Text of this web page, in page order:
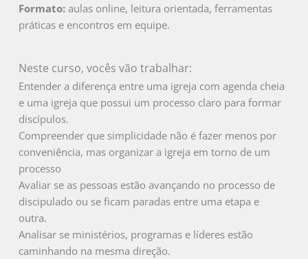
Formato:aulas online, leitura orientada, ferramentas
práticas e encontros em equipe.
Neste curso, vocês vão trabalhar:
Entender a diferença entre uma igreja com agenda cheia
e uma igreja que possui um processo claro para formar
discípulos.
Compreender que simplicidade não é fazer menos por
conveniência, mas organizar a igreja em torno de um
processo
Avaliar se as pessoas estão avançando no processo de
discipulado ou se ficam paradas entre uma etapa e
outra.
Analisar se ministérios, programas e líderes estão
caminhando na mesma direção.